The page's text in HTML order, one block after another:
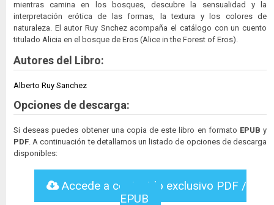
mientras camina en los bosques, descubre la sensualidad y la
interpretación erótica de las formas, la textura y los colores de
naturaleza. El autor Ruy Snchez acompaña el catálogo con un cuento
titulado Alicia en el bosque de Eros (Alice in the Forest of Eros).
Autores del Libro:
Alberto Ruy Sanchez
Opciones de descarga:
Si deseas puedes obtener una copia de este libro en formato EPUB y
PDF . A continuación te detallamos un listado de opciones de descarga
disponibles:
Accede a contenido exclusivo PDF /
EPUB